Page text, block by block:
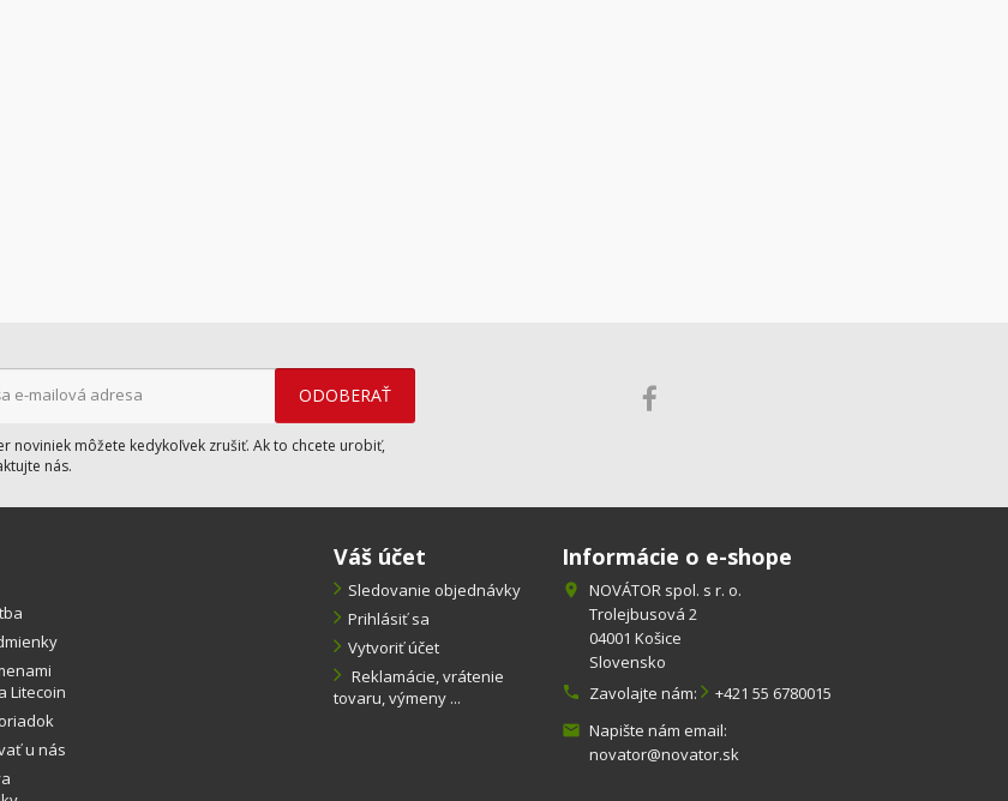
noviniek môžete kedykoľvek zrušiť. Ak to chcete urobiť,
nás.
Litecoin
u nás
Váš účet
Sledovanie objednávky
Prihlásiť sa
Vytvoriť účet
Reklamácie, vrátenie
tovaru, výmeny ...
Informácie o e-shope

NOVÁTOR spol. s r. o.
Trolejbusová 2
04001 Košice
Slovensko
 Zavolajte nám: +421 55 6780015
 Napište nám email:
novator@novator.sk